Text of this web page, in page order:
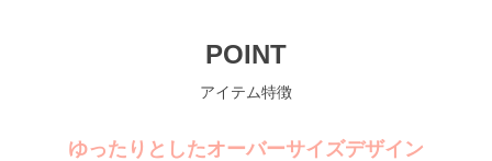
POINT
アイテム特徴
ゆったりとしたオーバーサイズデザイン